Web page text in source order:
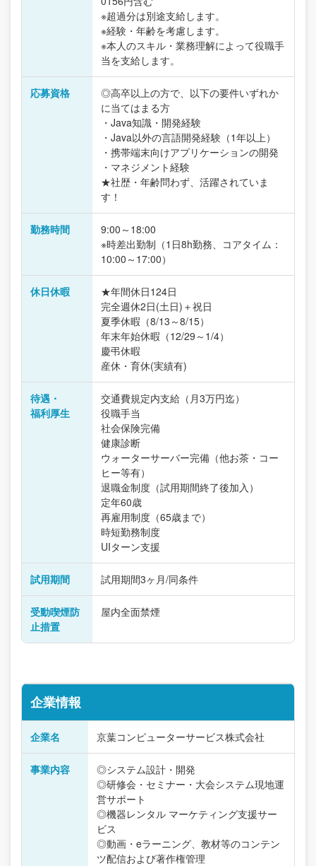
※超過分は別途支給します。
※経験・年齢を考慮します。
※本人のスキル・業務理解によって役職手
当を支給します。
応募資格
◎高卒以上の方で、以下の要件いずれか
に当てはまる方
・Java知識・開発経験
・Java以外の言語開発経験（1年以上）
・携帯端末向けアプリケーションの開発
・マネジメント経験
★社歴・年齢問わず、活躍されていま
す！
勤務時間
9:00～18:00
※時差出勤制（1日8h勤務、コアタイム：
10:00～17:00）
休日休暇
★年間休日124日
完全週休2日(土日)＋祝日
夏季休暇（8/13～8/15）
年末年始休暇（12/29～1/4）
慶弔休暇
産休・育休(実績有)
待遇・
福利厚生
交通費規定内支給（月3万円迄）
役職手当
社会保険完備
健康診断
ウォーターサーバー完備（他お茶・コー
ヒー等有）
退職金制度（試用期間終了後加入）
定年60歳
再雇用制度（65歳まで）
時短勤務制度
UIターン支援
試用期間 試用期間3ヶ月/同条件
受動喫煙防
止措置
屋内全面禁煙
企業情報
企業名 京葉コンピューターサービス株式会社
事業内容
◎システム設計・開発
◎研修会・セミナー・大会システム現地運
営サポート
◎機器レンタル マーケティング支援サー
ビス
◎動画・eラーニング、教材等のコンテン
ツ配信および著作権管理